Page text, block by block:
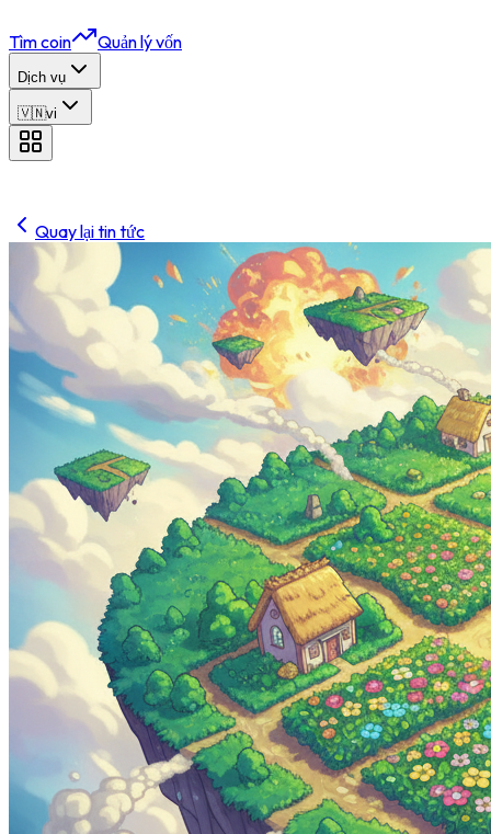
Tìm coin Quản lý vốn
Dịch vụ
🇻🇳vi
Quay lại tin tức